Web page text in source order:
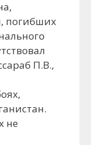
погибших
П.В.,
не